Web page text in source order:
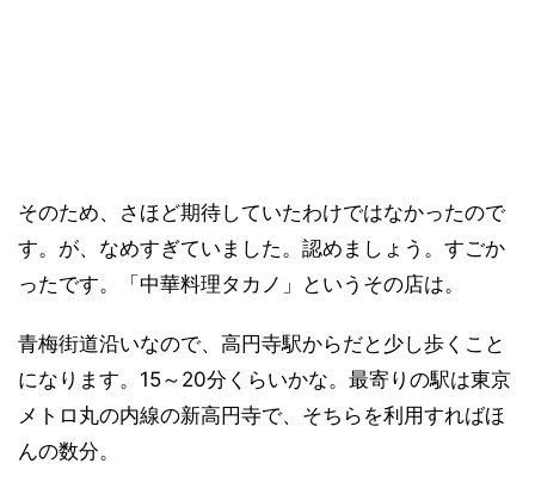
そのため、さほど期待していたわけではなかったので
す。が、なめすぎていました。認めましょう。すごか
ったです。「中華料理タカノ」というその店は。
青梅街道沿いなので、高円寺駅からだと少し歩くこと
になります。15～20分くらいかな。最寄りの駅は東京
メトロ丸の内線の新高円寺で、そちらを利用すればほ
んの数分。